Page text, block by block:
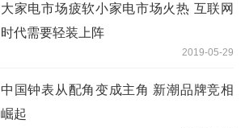
大家电市场疲软小家电市场火热 互联网
时代需要轻装上阵
2019-05-29
中国钟表从配角变成主角 新潮品牌竞相
崛起